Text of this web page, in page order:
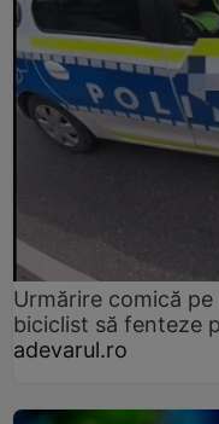
Urmărire comică
biciclist să fenteze
adevarul.ro